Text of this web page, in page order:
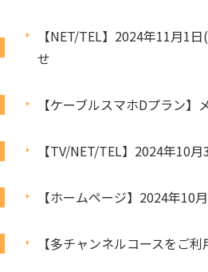
【NET/TEL】2024年11月1
せ
【ケーブルスマホDプラン
【TV/NET/TEL】2024年10
【ホームページ】2024年
【多チャンネルコースをご